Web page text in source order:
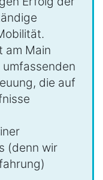
am Main
die auf
(denn wir